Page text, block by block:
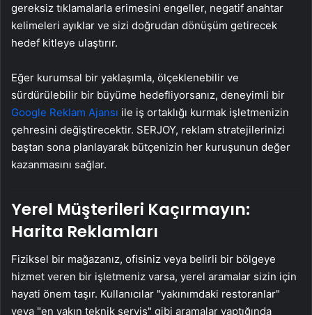
gereksiz tıklamalarla erimesini engeller, negatif anahtar
kelimeleri ayıklar ve sizi doğrudan dönüşüm getirecek
hedef kitleye ulaştırır.
Eğer kurumsal bir yaklaşımla, ölçeklenebilir ve
sürdürülebilir bir büyüme hedefliyorsanız, deneyimli bir
Google Reklam Ajansı ile iş ortaklığı kurmak işletmenizin
çehresini değiştirecektir. SERJOY, reklam stratejilerinizi
baştan sona planlayarak bütçenizin her kuruşunun değer
kazanmasını sağlar.
Yerel Müşterileri Kaçırmayın:
Harita Reklamları
Fiziksel bir mağazanız, ofisiniz veya belirli bir bölgeye
hizmet veren bir işletmeniz varsa, yerel aramalar sizin için
hayati önem taşır. Kullanıcılar "yakınımdaki restoranlar"
veya "en yakın teknik servis" gibi aramalar yaptığında